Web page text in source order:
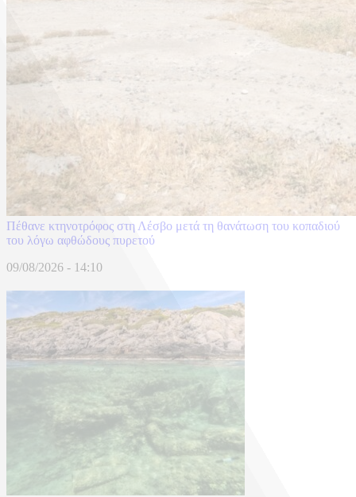
Πέθανε κτηνοτρόφος στη Λέσβο μετά τη θανάτωση του κοπαδιού
του λόγω αφθώδους πυρετού
09/08/2026 - 14:10